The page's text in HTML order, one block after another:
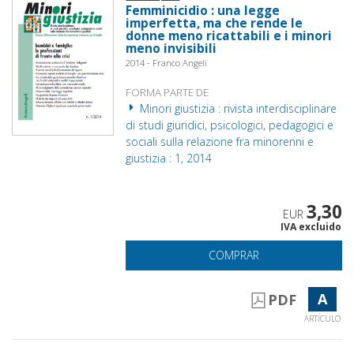
Femminicidio : una legge
imperfetta, ma che rende le
donne meno ricattabili e i minori
meno invisibili
2014 - Franco Angeli
FORMA PARTE DE
Minori giustizia : rivista interdisciplinare
di studi giuridici, psicologici, pedagogici e
sociali sulla relazione fra minorenni e
giustizia : 1, 2014
EUR 3,30
IVA excluido
COMPRAR
PDF A
ARTÍCULO